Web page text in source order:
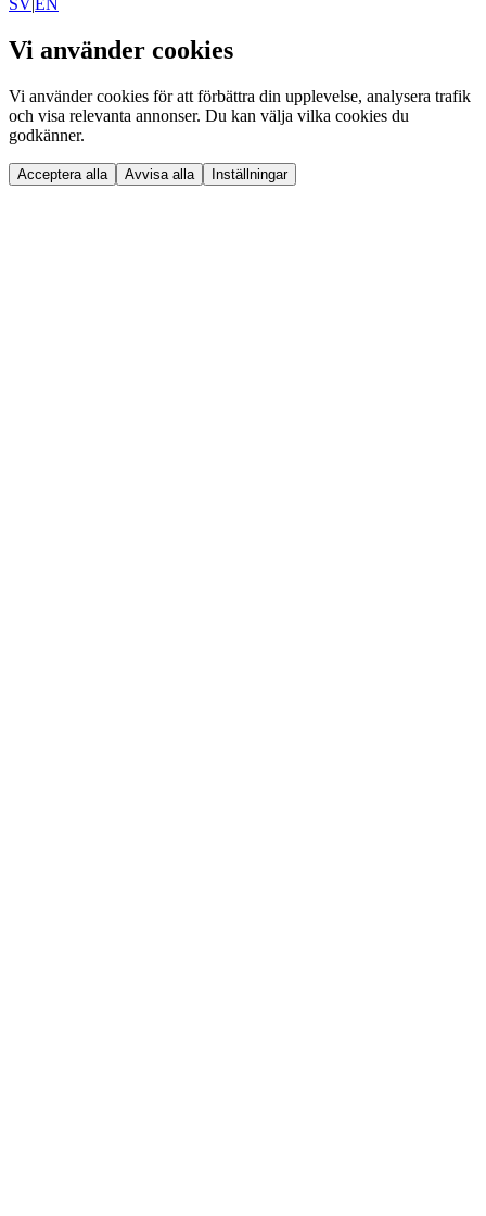
SV EN
Vi använder cookies
Vi använder cookies för att förbättra din upplevelse, analysera trafik
och visa relevanta annonser. Du kan välja vilka cookies du
godkänner.
Acceptera alla Avvisa alla Inställningar